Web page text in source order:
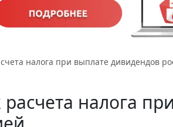
налога при выплате дивидендов
налога